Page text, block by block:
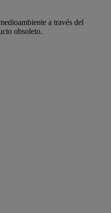
a través del
obsoleto.